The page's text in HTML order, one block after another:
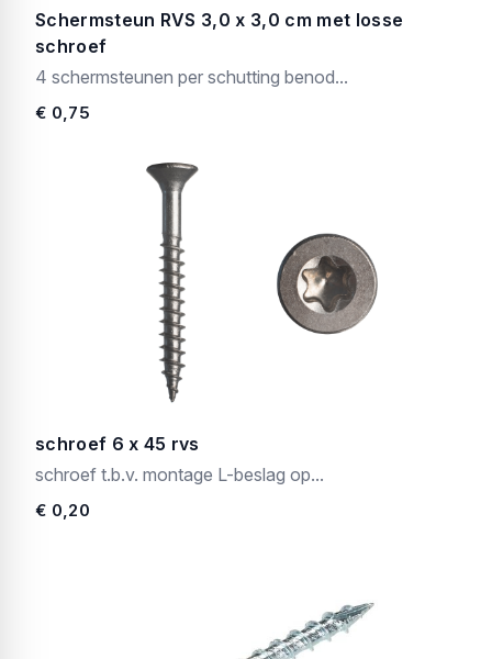
Schermsteun RVS 3,0 x 3,0 cm met losse
schroef
4 schermsteunen per schutting benod...
€ 0,75
schroef 6 x 45 rvs
schroef t.b.v. montage L-beslag op...
€ 0,20